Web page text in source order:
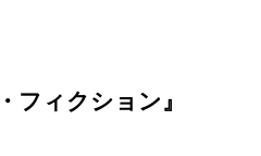
フィクション』